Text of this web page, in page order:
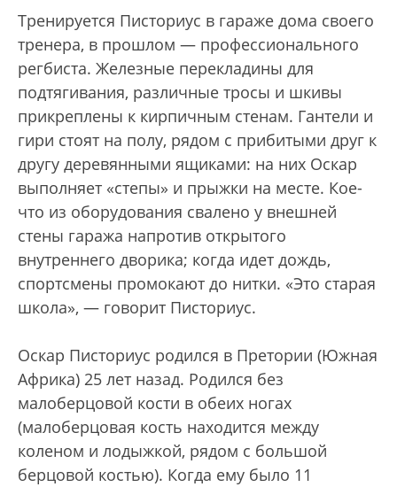
Тренируется Писториус в гараже дома своего
тренера, в прошлом — профессионального
регбиста. Железные перекладины для
подтягивания, различные тросы и шкивы
прикреплены к кирпичным стенам. Гантели и
гири стоят на полу, рядом с прибитыми друг к
другу деревянными ящиками: на них Оскар
выполняет «степы» и прыжки на месте. Кое-
что из оборудования свалено у внешней
стены гаража напротив открытого
внутреннего дворика; когда идет дождь,
спортсмены промокают до нитки. «Это старая
школа», — говорит Писториус.
Оскар Писториус родился в Претории (Южная
Африка) 25 лет назад. Родился без
малоберцовой кости в обеих ногах
(малоберцовая кость находится между
коленом и лодыжкой, рядом с большой
берцовой костью). Когда ему было 11